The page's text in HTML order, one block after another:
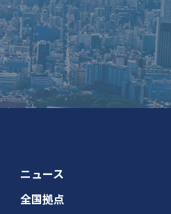
ニュース
全国拠点